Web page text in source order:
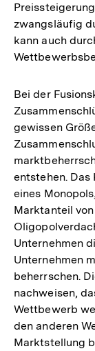
zwangsläufig
kann auch
Bei der
gewissen
entstehen.
eines
Marktanteil
Unternehmen
Unternehmen
beherrschen.
nachweisen,
Wettbewerb
den anderen
Marktstellung